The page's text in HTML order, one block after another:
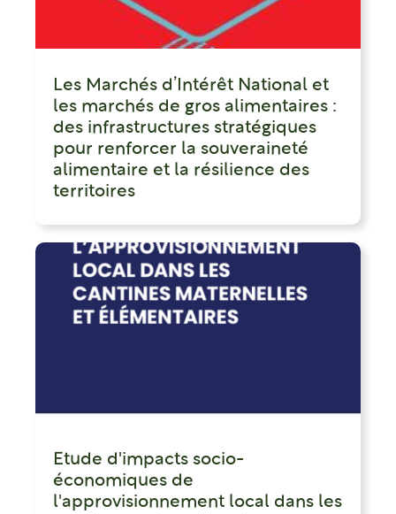
Les Marchés d’Intérêt National et
les marchés de gros alimentaires :
des infrastructures stratégiques
pour renforcer la souveraineté
alimentaire et la résilience des
territoires
Etude d'impacts socio-
économiques de
l'approvisionnement local dans les